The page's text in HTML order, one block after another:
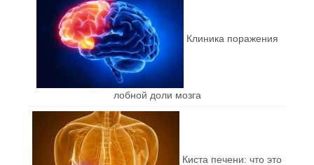
Клиника поражения
лобной доли мозга
Киста печени: что это